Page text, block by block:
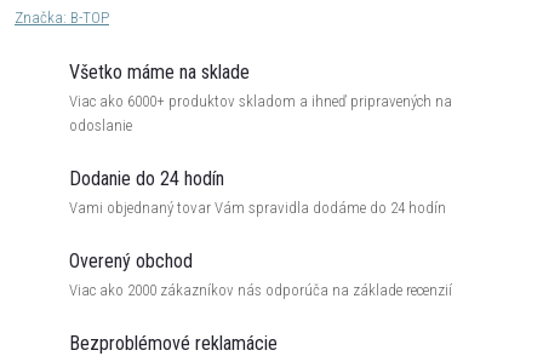
Značka: B-TOP
Všetko máme na sklade
Viac ako 6000+ produktov skladom a ihneď pripravených na
odoslanie
Dodanie do 24 hodín
Vami objednaný tovar Vám spravidla dodáme do 24 hodín
Overený obchod
Viac ako 2000 zákazníkov nás odporúča na základe recenzií
Bezproblémové reklamácie